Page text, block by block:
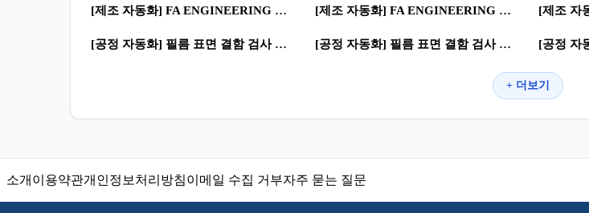
[제조 자동화] FA ENGINEERING 실적-5 | 제조혁신 · 스마트공장 [제조 자동화] FA ENGINEERING 실적-4 | 제조혁신 · 스마트공장
0
[공정 자동화] 필름 표면 결함 검사 시스템 DEMO TEST | 자동화 공정 · 로봇공정
0
[공정 자동화] 필름 표면 결함 검사 시스템 DEMO TEST | 자동화 공정 · 로봇공정
0
+ 더보기
소개 이용약관개인정보처리방침이메일 수집 거부자주 묻는 질문